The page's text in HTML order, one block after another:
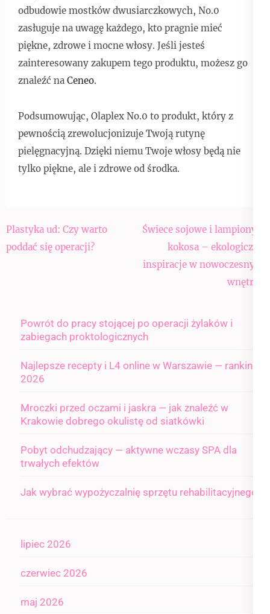
odbudowie mostków dwusiarczkowych, No.0
zasługuje na uwagę każdego, kto pragnie mieć
piękne, zdrowe i mocne włosy. Jeśli jesteś
zainteresowany zakupem tego produktu, możesz go
znaleźć na Ceneo.
Podsumowując, Olaplex No.0 to produkt, który z
pewnością zrewolucjonizuje Twoją rutynę
pielęgnacyjną. Dzięki niemu Twoje włosy będą nie
tylko piękne, ale i zdrowe od środka.
Nawigacja
wpisu
Plastyka ud: Czy warto
poddać się operacji?
Świece sojowe i lampiony z
kokosa – ekologiczne
inspiracje w nowoczesnym
wnętrzu
Powrót do pracy stojącej po operacji żylaków i
zabiegach proktologicznych
Najlepsze recepty i L4 online w Warszawie — ranking
2026
Mroczki przed oczami i jaskra — jak znaleźć w
Krakowie dobrego okulistę od siatkówki
Pobyt odchudzający — aktywne wczasy SPA dla
trwałych efektów
Jak wybrać wypożyczalnię sprzętu rehabilitacyjnego
lipiec 2026
czerwiec 2026
maj 2026